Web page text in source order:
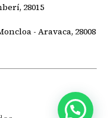
28015
- Aravaca, 28008